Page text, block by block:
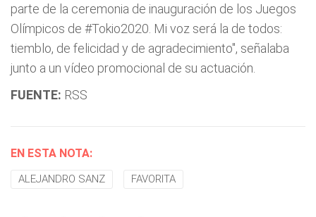
parte de la ceremonia de inauguración de los Juegos
Olímpicos de #Tokio2020. Mi voz será la de todos:
tiemblo, de felicidad y de agradecimiento", señalaba
junto a un vídeo promocional de su actuación.
FUENTE: RSS
EN ESTA NOTA:
ALEJANDRO SANZ FAVORITA